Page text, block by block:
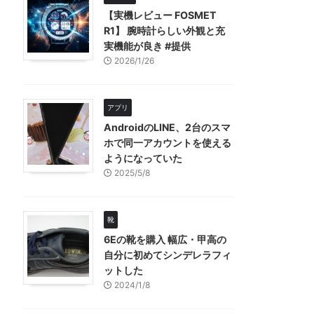
【実機レビュー FOSMET
R1】 腕時計らしい外観と充
実機能が良き #提供
2026/1/26
アプリ
AndroidのLINE、2台のスマ
ホで同一アカウントを使える
ようになっていた
2025/5/8
靴
6Eの靴を購入 幅広・甲高の
自分に初めてシンデレラフィ
ットした
2024/1/8